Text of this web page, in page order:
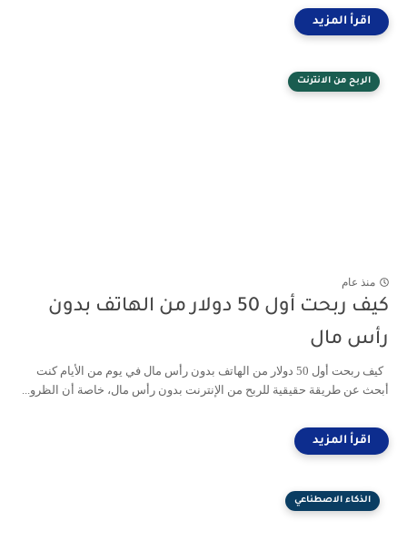
الربح من الانترنت
منذ عام
كيف ربحت أول 50 دولار من الهاتف بدون
رأس مال
كيف ربحت أول 50 دولار من الهاتف بدون رأس مال في يوم من الأيام كنت
أبحث عن طريقة حقيقية للربح من الإنترنت بدون رأس مال، خاصة أن الظرو...
الذكاء الاصطناعي